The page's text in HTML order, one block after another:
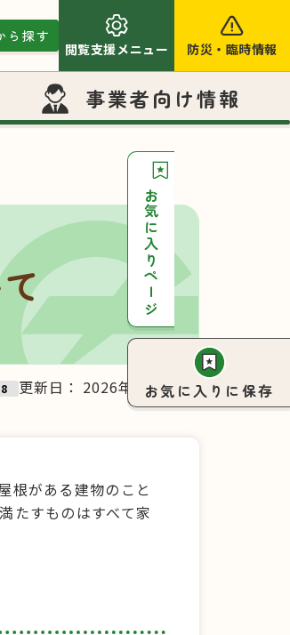
ら探す
閲覧支援メニュー 防災 ・ 臨時情報
事業者向け情報
お気に入りページ
お気に入りに保存
更新日： 2026年06月03日
根がある建物のこと
たすものはすべて家